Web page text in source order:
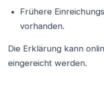
Frühere
vorhanden.
Die Erklärung kann
eingereicht werden.